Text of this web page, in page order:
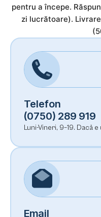
pentru a începe.
zi lucrătoare).
Telefon
(0750) 289 919
Luni-Vineri, 9–19. Dacă
Email